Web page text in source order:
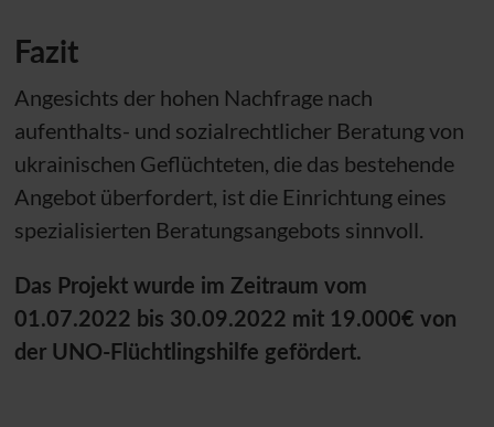
Fazit
Angesichts der hohen Nachfrage nach
aufenthalts- und sozialrechtlicher Beratung von
ukrainischen Geflüchteten, die das bestehende
Angebot überfordert, ist die Einrichtung eines
spezialisierten Beratungsangebots sinnvoll.
Das Projekt wurde im Zeitraum vom
01.07.2022 bis 30.09.2022 mit 19.000€ von
der UNO-Flüchtlingshilfe gefördert.